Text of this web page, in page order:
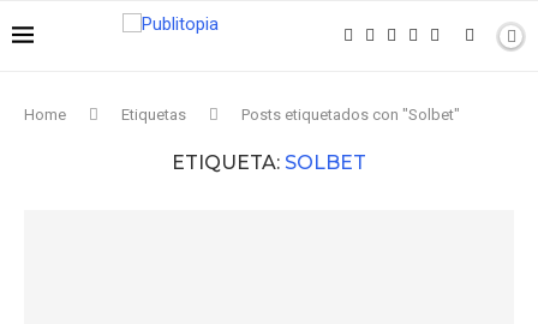
Home Etiquetas Posts etiquetados con "Solbet"
ETIQUETA: SOLBET